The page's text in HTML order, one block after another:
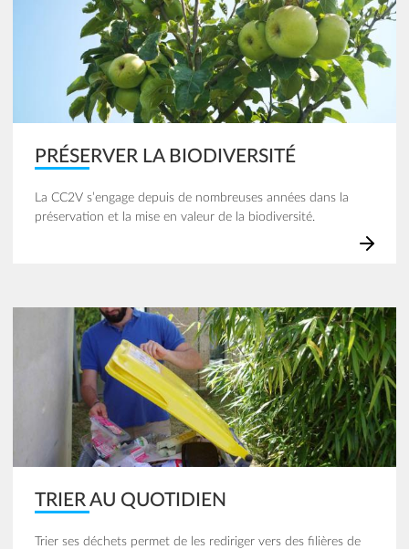
PRÉSERVER LA BIODIVERSITÉ
La CC2V s’engage depuis de nombreuses années dans la
préservation et la mise en valeur de la biodiversité.
TRIER AU QUOTIDIEN
Trier ses déchets permet de les rediriger vers des filières de